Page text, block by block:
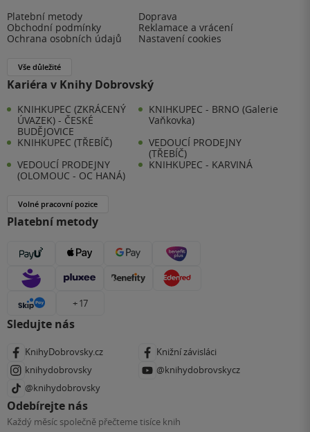
Platební metody
Doprava
Obchodní podmínky
Reklamace a vrácení
Ochrana osobních údajů
Nastavení cookies
Vše důležité
Kariéra v Knihy Dobrovský
KNIHKUPEC (ZKRÁCENÝ
ÚVAZEK) - ČESKÉ
BUDĚJOVICE
KNIHKUPEC - BRNO (Galerie
Vaňkovka)
KNIHKUPEC (TŘEBÍČ)
VEDOUCÍ PRODEJNY
(TŘEBÍČ)
VEDOUCÍ PRODEJNY
(OLOMOUC - OC HANÁ)
KNIHKUPEC - KARVINÁ
Volné pracovní pozice
Platební metody
+ 17
Sledujte nás
KnihyDobrovsky.cz
Knižní závisláci
knihydobrovsky
@knihydobrovskycz
@knihydobrovsky
Odebírejte nás
Každý měsíc společně přečteme tisíce knih